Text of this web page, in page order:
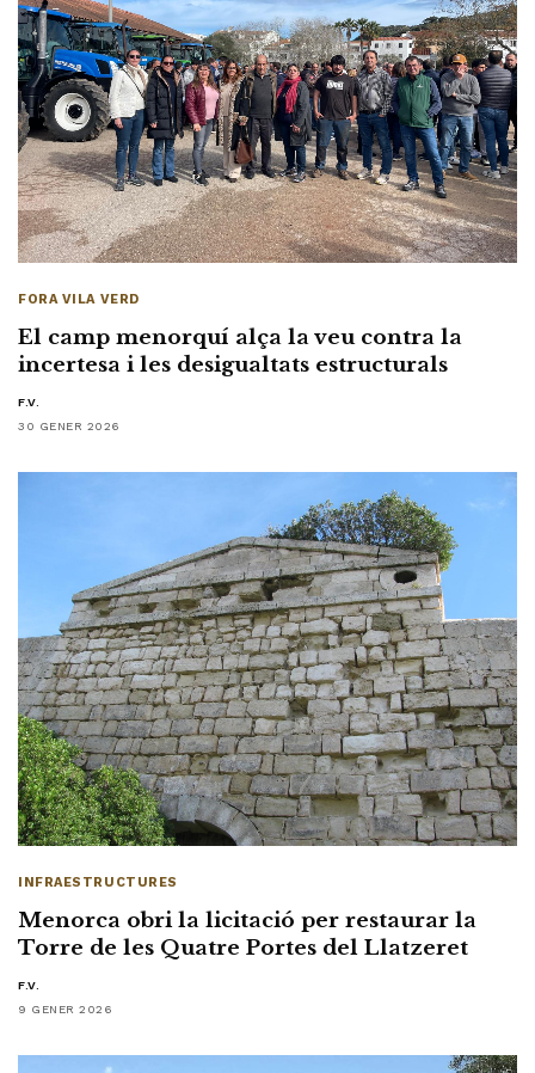
FORA VILA VERD
El camp menorquí alça la veu contra la
incertesa i les desigualtats estructurals
F.V.
30 GENER 2026
INFRAESTRUCTURES
Menorca obri la licitació per restaurar la
Torre de les Quatre Portes del Llatzeret
F.V.
9 GENER 2026